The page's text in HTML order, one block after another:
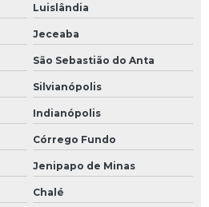
Luislândia
Jeceaba
São Sebastião do Anta
Silvianópolis
Indianópolis
Córrego Fundo
Jenipapo de Minas
Chalé